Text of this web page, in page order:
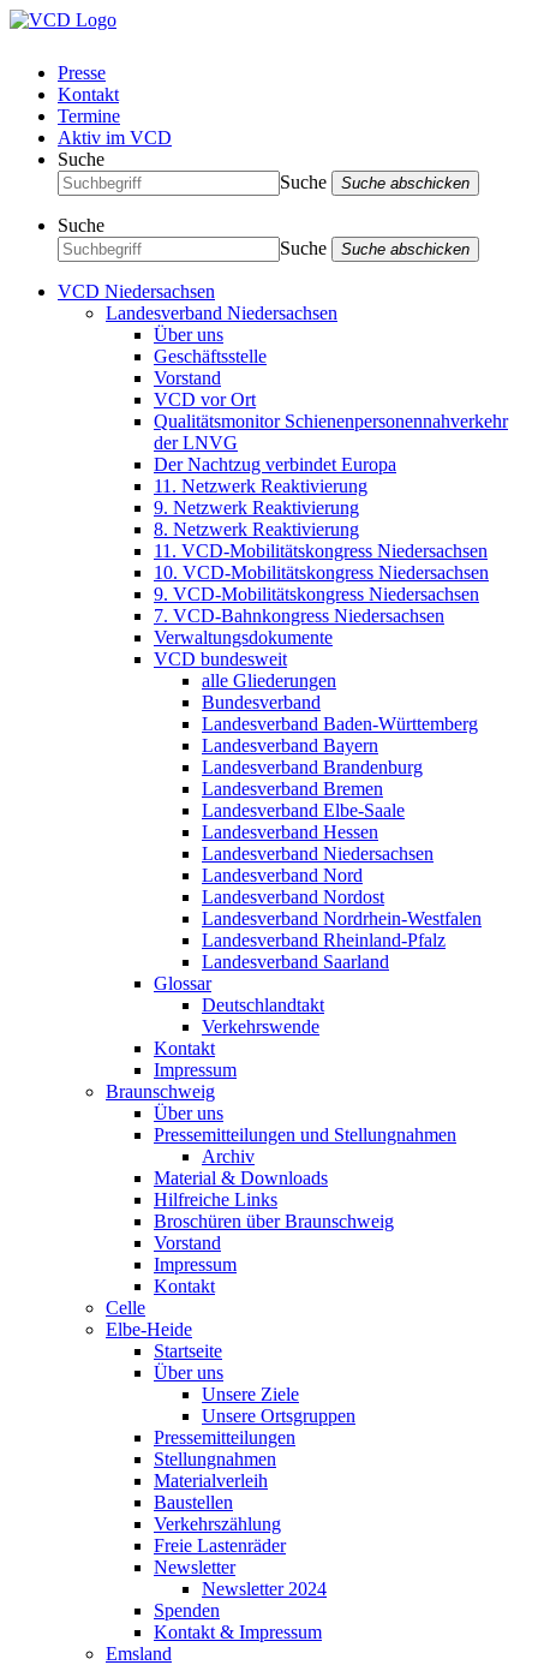
Presse
Kontakt
Termine
Aktiv im VCD
Suche
Suche
Suche abschicken
Suche
Suche
Suche abschicken
VCD Niedersachsen
Landesverband Niedersachsen
Über uns
Geschäftsstelle
Vorstand
VCD vor Ort
Qualitätsmonitor Schienenpersonennahverkehr
der LNVG
Der Nachtzug verbindet Europa
11. Netzwerk Reaktivierung
9. Netzwerk Reaktivierung
8. Netzwerk Reaktivierung
11. VCD-Mobilitätskongress Niedersachsen
10. VCD-Mobilitätskongress Niedersachsen
9. VCD-Mobilitätskongress Niedersachsen
7. VCD-Bahnkongress Niedersachsen
Verwaltungsdokumente
VCD bundesweit
alle Gliederungen
Bundesverband
Landesverband Baden-Württemberg
Landesverband Bayern
Landesverband Brandenburg
Landesverband Bremen
Landesverband Elbe-Saale
Landesverband Hessen
Landesverband Niedersachsen
Landesverband Nord
Landesverband Nordost
Landesverband Nordrhein-Westfalen
Landesverband Rheinland-Pfalz
Landesverband Saarland
Glossar
Deutschlandtakt
Verkehrswende
Kontakt
Impressum
Braunschweig
Über uns
Pressemitteilungen und Stellungnahmen
Archiv
Material & Downloads
Hilfreiche Links
Broschüren über Braunschweig
Vorstand
Impressum
Kontakt
Celle
Elbe-Heide
Startseite
Über uns
Unsere Ziele
Unsere Ortsgruppen
Pressemitteilungen
Stellungnahmen
Materialverleih
Baustellen
Verkehrszählung
Freie Lastenräder
Newsletter
Newsletter 2024
Spenden
Kontakt & Impressum
Emsland